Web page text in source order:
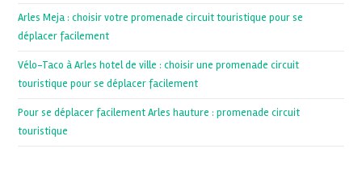
Arles Meja : choisir votre promenade circuit touristique pour se
déplacer facilement
Vélo-Taco à Arles hotel de ville : choisir une promenade circuit
touristique pour se déplacer facilement
Pour se déplacer facilement Arles hauture : promenade circuit
touristique